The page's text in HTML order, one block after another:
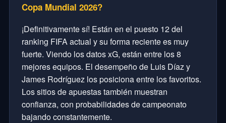
Copa Mundial 2026?
¡Definitivamente sí! Están en el puesto 12 del
ranking FIFA actual y su forma reciente es muy
fuerte. Viendo los datos xG, están entre los 8
mejores equipos. El desempeño de Luis Díaz y
James Rodríguez los posiciona entre los favoritos.
Los sitios de apuestas también muestran
confianza, con probabilidades de campeonato
bajando constantemente.